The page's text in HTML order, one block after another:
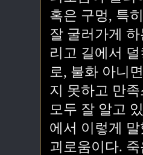
혹은 구멍, 특
잘 굴러가게
리고 길에서
로, 불화 아니
지 못하고 만
모두 잘 알고
에서 이렇게
괴로움이다.